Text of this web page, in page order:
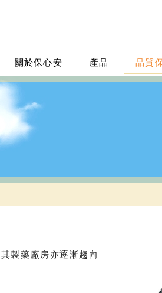
關於保心安 產品 品質
製藥廠房亦逐漸趨向